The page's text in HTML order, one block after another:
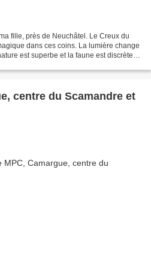
fille, près de Neuchâtel. Le Creux du
dans ces coins. La lumière change
est superbe et la faune est discrète et
centre du Scamandre et